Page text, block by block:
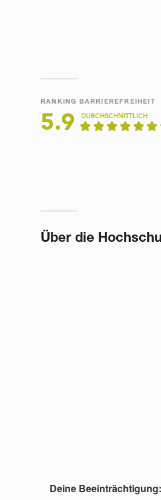
RANKING BARRIEREFREIHEIT
5.9 DURCHSCHNITTLICH
Über die
Deine Beeinträchtigung: